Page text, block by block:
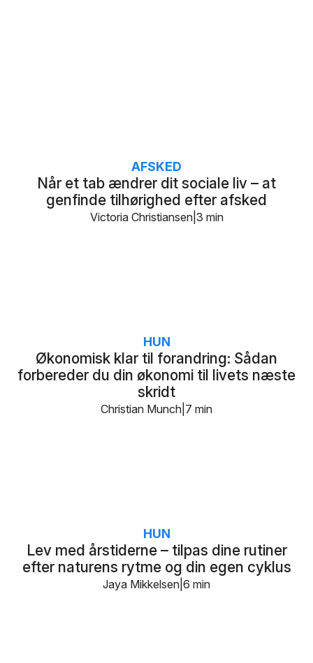
Når et tab ændrer dit sociale liv – at
genfinde tilhørighed efter afsked
AFSKED
3 min
Victoria Christiansen
Økonomisk klar til forandring: Sådan
forbereder du din økonomi til livets næste
skridt
HUN
7 min
Christian Munch
Lev med årstiderne – tilpas dine rutiner
efter naturens rytme og din egen cyklus
HUN
6 min
Jaya Mikkelsen